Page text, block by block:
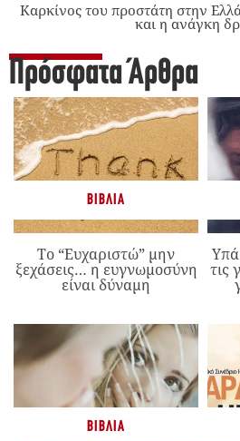
Καρκίνος του προστάτη στην
και η ανάγκη
Πρόσφατα Άρθρα
ΒΙΒΛΊΑ
Το “Ευχαριστώ” μην
ξεχάσεις… η ευγνωμοσύνη
είναι δύναμη
τις
ΒΙΒΛΊΑ